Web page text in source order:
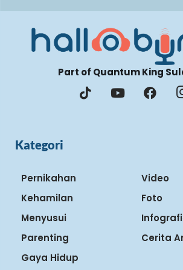
Part of Quantum King
Kategori
Pernikahan
Kehamilan
Menyusui
Parenting
Gaya Hidup
Video
Foto
Cerita